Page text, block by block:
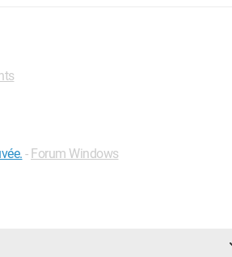
- Forum Windows